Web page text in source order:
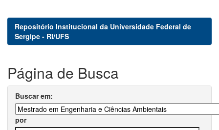
Repositório Institucional da Universidade Federal de
Sergipe - RI/UFS
Página de Busca
Buscar em:
por